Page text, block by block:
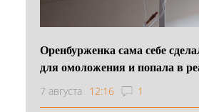
Оренбурженка сама себе
для омоложения и попала в
7 августа 12:16 1